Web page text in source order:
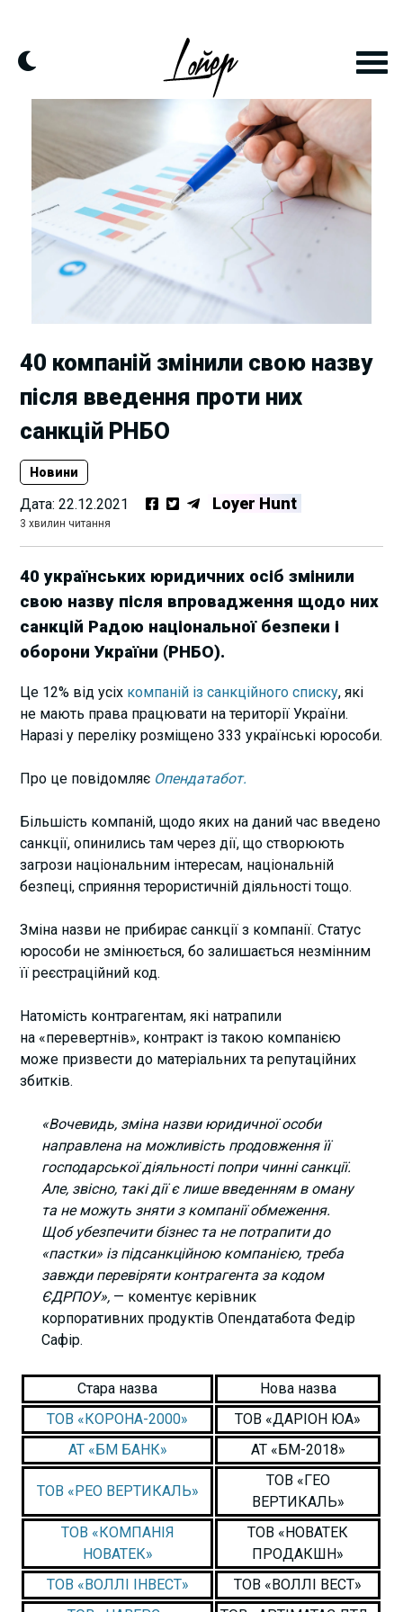
content
40 компаній змінили свою назву
після введення проти них
санкцій РНБО
Новини
Дата:22.12.2021 Loyer Hunt
3 хвилин читання
40 українських юридичних осіб змінили
свою назву після впровадження щодо них
санкцій Радою національної безпеки і
оборони України (РНБО).
Це 12% від усіх компаній із санкційного списку, які
не мають права працювати на території України.
Наразі у переліку розміщено 333 українські юрособи.
Про це повідомляє Опендатабот.
Більшість компаній, щодо яких на даний час введено
санкції, опинились там через дії, що створюють
загрози національним інтересам, національній
безпеці, сприяння терористичній діяльності тощо.
Зміна назви не прибирає санкції з компанії. Статус
юрособи не змінюється, бо залишається незмінним
її реєстраційний код.
Натомість контрагентам, які натрапили
на «перевертнів», контракт із такою компанією
може призвести до матеріальних та репутаційних
збитків.
«Вочевидь, зміна назви юридичної особи
направлена на можливість продовження її
господарської діяльності попри чинні санкції.
Але, звісно, такі дії є лише введенням в оману
та не можуть зняти з компанії обмеження.
Щоб убезпечити бізнес та не потрапити до
«пастки» із підсанкційною компанією, треба
завжди перевіряти контрагента за кодом
ЄДРПОУ», — коментує керівник
корпоративних продуктів Опендатабота Федір
Сафір.
Стара назва
Нова назва
ТОВ «КОРОНА-2000»
ТОВ «ДАРІОН ЮА»
АТ «БМ БАНК»
АТ «БМ-2018»
ТОВ «РЕО ВЕРТИКАЛЬ»
ТОВ «ГЕО
ВЕРТИКАЛЬ»
ТОВ «КОМПАНІЯ
НОВАТЕК»
ТОВ «НОВАТЕК
ПРОДАКШН»
ТОВ «ВОЛЛІ ІНВЕСТ»
ТОВ «ВОЛЛІ ВЕСТ»